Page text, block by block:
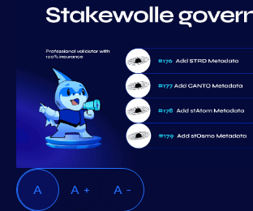
A A + A -